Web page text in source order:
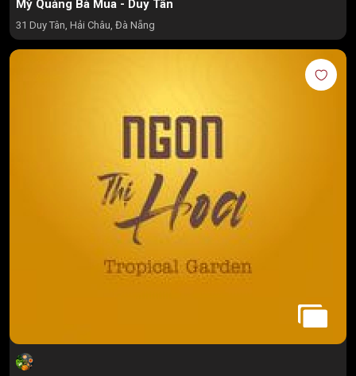
Mỳ Quảng Bà Mua - Duy Tân
31 Duy Tân, Hải Châu, Đà Nẵng